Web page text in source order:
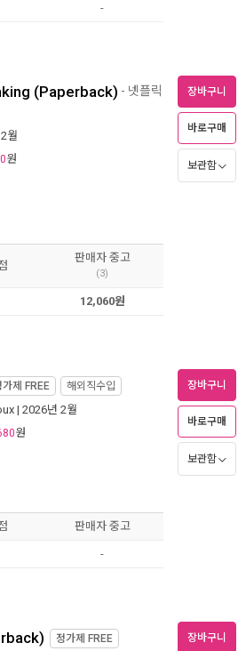
-
(Paperback) - 넷플릭
월
원
장바구니
바로구매
보관함
판매자 중고
(3)
12,060원
제 FREE 해외직수입
| 2026년 2월
원
장바구니
바로구매
보관함
판매자 중고
-
정가제 FREE
장바구니